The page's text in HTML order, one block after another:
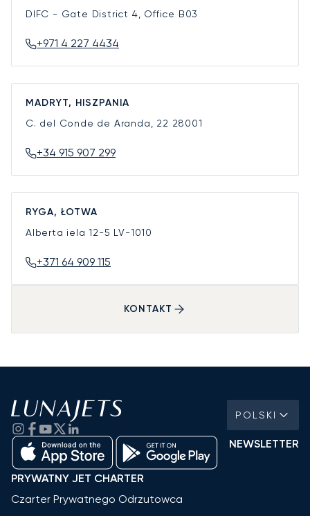
DIFC - Gate District 4, Office B03
+971 4 227 4434
MADRYT, HISZPANIA
C. del Conde de Aranda, 22 28001
+34 915 907 299
RYGA, ŁOTWA
Alberta iela 12-5 LV-1010
+371 64 909 115
KONTAKT
POLSKI
NEWSLETTER
PRYWATNY JET CHARTER
Czarter Prywatnego Odrzutowca